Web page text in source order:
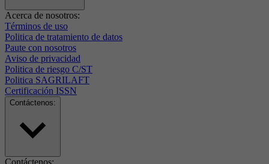
Acerca de nosotros:
Términos de uso
Politica de tratamiento de datos
Paute con nosotros
Aviso de privacidad
Politica de riesgo C/ST
Politica SAGRILAFT
Certificación ISSN
Contáctenos: